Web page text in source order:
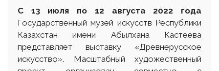
С 13июля по 12 августа 2022 года
Государственный музей искусств Республики
Казахстан имени Абылхана Кастеева
представляет выставку «Древнерусское
искусство». Масштабный художественный